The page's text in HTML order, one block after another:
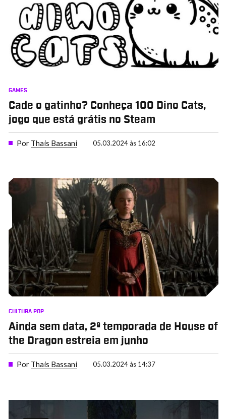
GAMES
Cade o gatinho? Conheça 100 Dino Cats,
jogo que está grátis no Steam
Por Thais Bassani 05.03.2024 às 16:02
CULTURA POP
Ainda sem data, 2ª temporada de House of
the Dragon estreia em junho
Por Thais Bassani 05.03.2024 às 14:37